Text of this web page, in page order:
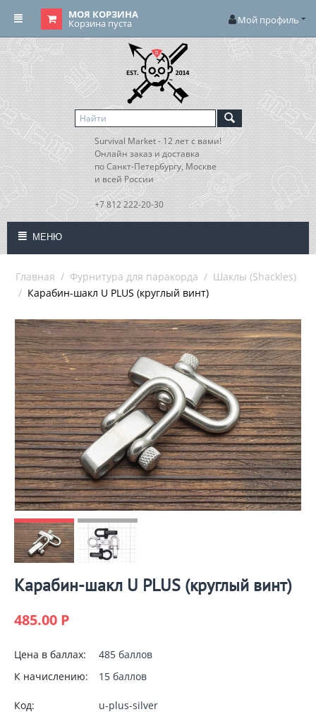
МОЯ КОРЗИНА
Корзина пуста Мой профиль
Survival Market - 12 лет с вами!
Онлайн заказ и доставка
по Санкт-Петербургу, Москве
и всей России
+7 812 222-20-30
МЕНЮ
Главная / Фурнитура для паракорда / Шаклы (Shackles)
/ Карабин-шакл U PLUS (круглый винт)
Карабин-шакл U PLUS (круглый винт)
485.00 Р
Цена в баллах:
485 баллов
К начислению:
15 баллов
Код:
u-plus-silver